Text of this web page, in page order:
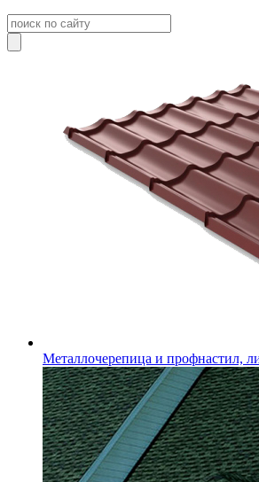
Металлочерепица и профнастил,